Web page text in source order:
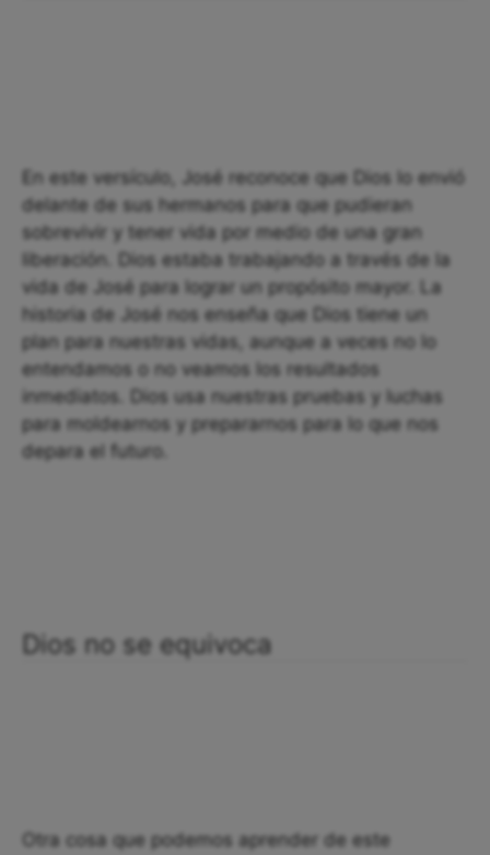
En este versículo, José reconoce que Dios lo envió
delante de sus hermanos para que pudieran
sobrevivir y tener vida por medio de una gran
liberación. Dios estaba trabajando a través de la
vida de José para lograr un propósito mayor. La
historia de José nos enseña que Dios tiene un
plan para nuestras vidas, aunque a veces no lo
entendamos o no veamos los resultados
inmediatos. Dios usa nuestras pruebas y luchas
para moldearnos y prepararnos para lo que nos
depara el futuro.
Dios no se equivoca
Otra cosa que podemos aprender de este